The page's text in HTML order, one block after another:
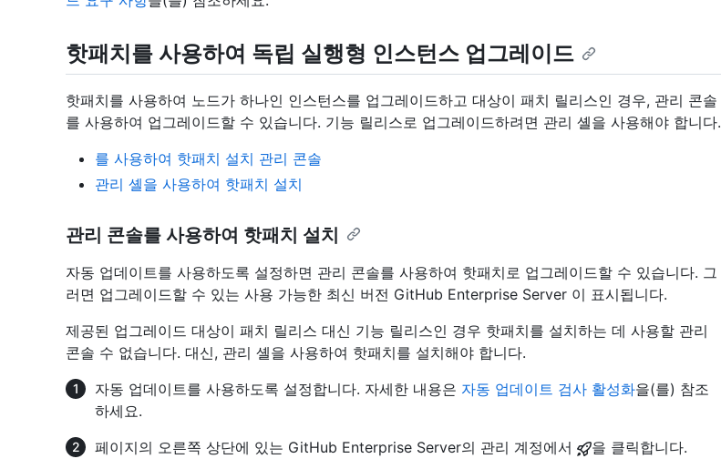
핫패치를 사용하여 독립 실행형 인스턴스 업그레이드
핫패치를 사용하여 노드가 하나인 인스턴스를 업그레이드하고 대상이 패치 릴리스인 경우, 관리 콘솔
를 사용하여 업그레이드할 수 있습니다. 기능 릴리스로 업그레이드하려면 관리 셸을 사용해야 합니다.
를 사용하여 핫패치 설치 관리 콘솔
관리 셸을 사용하여 핫패치 설치
관리 콘솔를 사용하여 핫패치 설치
자동 업데이트를 사용하도록 설정하면 관리 콘솔를 사용하여 핫패치로 업그레이드할 수 있습니다. 그
러면 업그레이드할 수 있는 사용 가능한 최신 버전 GitHub Enterprise Server 이 표시됩니다.
제공된 업그레이드 대상이 패치 릴리스 대신 기능 릴리스인 경우 핫패치를 설치하는 데 사용할 관리
콘솔 수 없습니다. 대신, 관리 셸을 사용하여 핫패치를 설치해야 합니다.
자동 업데이트를 사용하도록 설정합니다. 자세한 내용은 자동 업데이트 검사 활성화을(를) 참조
하세요.
페이지의 오른쪽 상단에 있는 GitHub Enterprise Server의 관리 계정에서
을 클릭합니다.